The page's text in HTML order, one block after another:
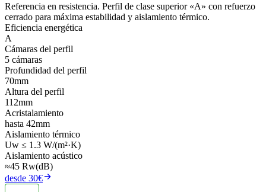
Referencia en resistencia. Perfil de clase superior «A» con refuerzo
cerrado para máxima estabilidad y aislamiento térmico.
Eficiencia energética
A
Cámaras del perfil
5 cámaras
Profundidad del perfil
70mm
Altura del perfil
112mm
Acristalamiento
hasta 42mm
Aislamiento térmico
Uw ≤ 1.3 W/(m²·K)
Aislamiento acústico
≈45 Rw(dB)
desde 30€